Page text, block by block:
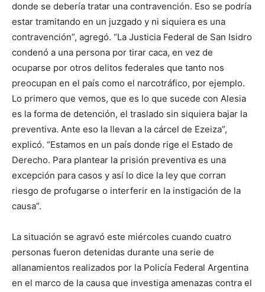
donde se debería tratar una contravención. Eso se podría
estar tramitando en un juzgado y ni siquiera es una
contravención”, agregó. “La Justicia Federal de San Isidro
condenó a una persona por tirar caca, en vez de
ocuparse por otros delitos federales que tanto nos
preocupan en el país como el narcotráfico, por ejemplo.
Lo primero que vemos, que es lo que sucede con Alesia
es la forma de detención, el traslado sin siquiera bajar la
preventiva. Ante eso la llevan a la cárcel de Ezeiza”,
explicó. “Estamos en un país donde rige el Estado de
Derecho. Para plantear la prisión preventiva es una
excepción para casos y así lo dice la ley que corran
riesgo de profugarse o interferir en la instigación de la
causa”.
La situación se agravó este miércoles cuando cuatro
personas fueron detenidas durante una serie de
allanamientos realizados por la Policía Federal Argentina
en el marco de la causa que investiga amenazas contra el